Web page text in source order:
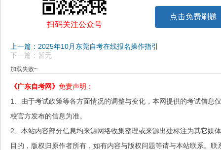
扫码关注公众号
点击免费刷题
上一篇：2025年10月东莞自考在线报名操作指引
下一篇：暂无
加载失败~
《广东自考网》 免责声明：
1、由于考试政策等各方面情况的调整与变化，本网提供的考试信息
校官方发布的信息为准。
2、本站内容部分信息均来源网络收集整理或来源出处标注为其它媒
目的，版权归原作者所有，如有内容与版权问题等请与本站联系。